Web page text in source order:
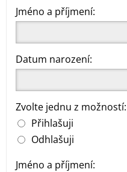
Jméno a příjmení:
Datum narození:
Zvolte jednu z možností:
Přihlašuji
Odhlašuji
Jméno a příjmení: